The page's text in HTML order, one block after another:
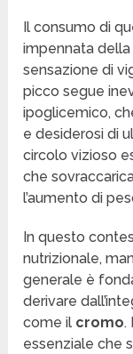
Il consumo di
impennata
sensazione di
picco segue
ipoglicemico,
e desiderosi di
circolo vizioso
che
l’aumento di
In questo
nutrizionale,
generale è
derivare
come il cromo.
essenziale che